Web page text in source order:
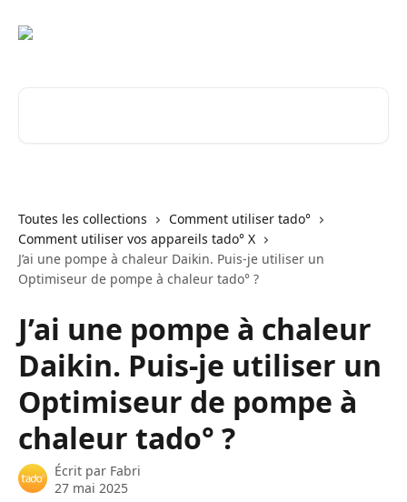
Toutes les collections
Comment utiliser tado°
Comment utiliser vos appareils tado° X
J’ai une pompe à chaleur Daikin. Puis-je utiliser un
Optimiseur de pompe à chaleur tado° ?
J’ai une pompe à chaleur
Daikin. Puis-je utiliser un
Optimiseur de pompe à
chaleur tado° ?
Écrit par Fabri
27 mai 2025